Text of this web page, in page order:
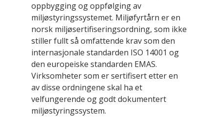
oppbygging og oppfølging av
miljøstyringssystemet. Miljøfyrtårn er en
norsk miljøsertifiseringsordning, som ikke
stiller fullt så omfattende krav som den
internasjonale standarden ISO 14001 og
den europeiske standarden EMAS.
Virksomheter som er sertifisert etter en
av disse ordningene skal ha et
velfungerende og godt dokumentert
miljøstyringssystem.